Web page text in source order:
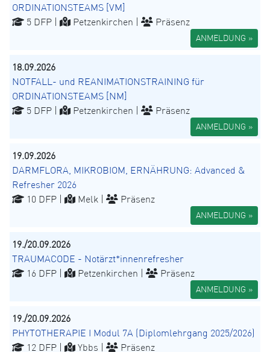
ORDINATIONSTEAMS [VM]
5 DFP |
Petzenkirchen | Präsenz
ANMELDUNG »
18.09.2026
NOTFALL- und REANIMATIONSTRAINING für
ORDINATIONSTEAMS [NM]
5 DFP |
Petzenkirchen | Präsenz
ANMELDUNG »
19.09.2026
DARMFLORA, MIKROBIOM, ERNÄHRUNG: Advanced &
Refresher 2026
10 DFP |
Melk | Präsenz
ANMELDUNG »
19./20.09.2026
TRAUMACODE - Notärzt*innenrefresher
16 DFP |
Petzenkirchen | Präsenz
ANMELDUNG »
19./20.09.2026
PHYTOTHERAPIE I Modul 7A (Diplomlehrgang 2025/2026)
12 DFP |
Ybbs | Präsenz